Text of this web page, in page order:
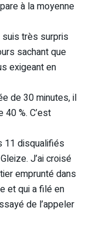
à la moyenne
suis très surpris
sachant que
exigeant en
de 30 minutes, il
%. C’est
11 disqualifiés
J’ai croisé
emprunté dans
et qui a filé en
de l’appeler